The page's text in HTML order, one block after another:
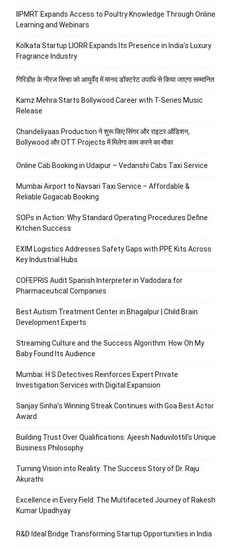
IIPMRT Expands Access to Poultry Knowledge Through Online
Learning and Webinars
Kolkata Startup LIORR Expands Its Presence in India’s Luxury
Fragrance Industry
गिरिडीह के नीरज सिन्हा को आयुर्वेद में मानद डॉक्टरेट उपाधि से किया जाएगा सम्मानित
Kamz Mehra Starts Bollywood Career with T-Series Music
Release
Chandeliyaas Production ने शुरू किए सिंगर और राइटर ऑडिशन,
Bollywood और OTT Projects में मिलेगा काम करने का मौका
Online Cab Booking in Udaipur – Vedanshi Cabs Taxi Service
Mumbai Airport to Navsari Taxi Service – Affordable &
Reliable Gogacab Booking
SOPs in Action: Why Standard Operating Procedures Define
Kitchen Success
EXIM Logistics Addresses Safety Gaps with PPE Kits Across
Key Industrial Hubs
COFEPRIS Audit Spanish Interpreter in Vadodara for
Pharmaceutical Companies
Best Autism Treatment Center in Bhagalpur | Child Brain
Development Experts
Streaming Culture and the Success Algorithm: How Oh My
Baby Found Its Audience
Mumbai: H S Detectives Reinforces Expert Private
Investigation Services with Digital Expansion
Sanjay Sinha’s Winning Streak Continues with Goa Best Actor
Award
Building Trust Over Qualifications: Ajeesh Naduvilottil’s Unique
Business Philosophy
Turning Vision into Reality: The Success Story of Dr. Raju
Akurathi
Excellence in Every Field: The Multifaceted Journey of Rakesh
Kumar Upadhyay
R&D Ideal Bridge Transforming Startup Opportunities in India